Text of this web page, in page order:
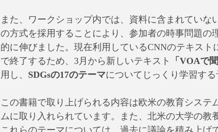
また、ワークショップ内では、資料に含まれていな
の方式を採用することにより、参加者の時事問題の
的に伸びました。現在利用しているCNNのテキスト
で終了するため、3月から新しいテキスト
「VOAで
用し、 SDGsの17のテーマについてじっくり学習する
この書籍で取り上げられる内容は欧米の教育システ
ムに取り入れられています。また、北米の大学の教
これらのテーマについては、過去に議論を積み上げ